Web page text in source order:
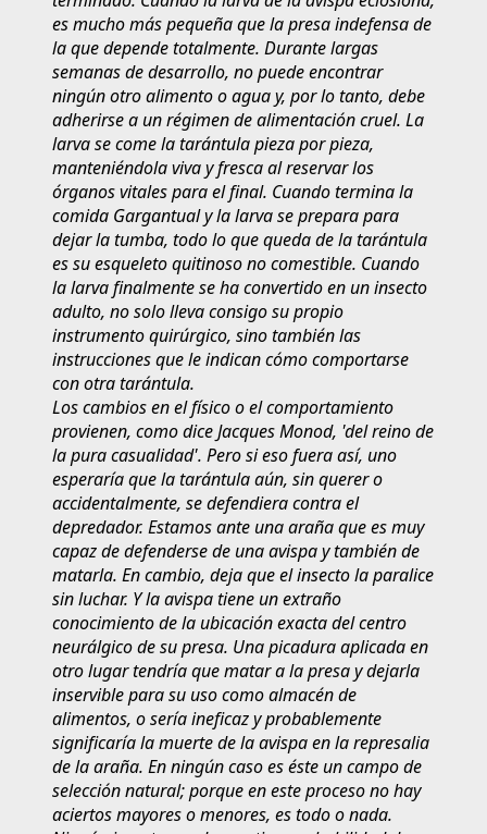
es mucho más pequeña que la presa indefensa de
la que depende totalmente. Durante largas
semanas de desarrollo, no puede encontrar
ningún otro alimento o agua y, por lo tanto, debe
adherirse a un régimen de alimentación cruel. La
larva se come la tarántula pieza por pieza,
manteniéndola viva y fresca al reservar los
órganos vitales para el final. Cuando termina la
comida Gargantual y la larva se prepara para
dejar la tumba, todo lo que queda de la tarántula
es su esqueleto quitinoso no comestible. Cuando
la larva finalmente se ha convertido en un insecto
adulto, no solo lleva consigo su propio
instrumento quirúrgico, sino también las
instrucciones que le indican cómo comportarse
con otra tarántula.
Los cambios en el físico o el comportamiento
provienen, como dice Jacques Monod, 'del reino de
la pura casualidad'. Pero si eso fuera así, uno
esperaría que la tarántula aún, sin querer o
accidentalmente, se defendiera contra el
depredador. Estamos ante una araña que es muy
capaz de defenderse de una avispa y también de
matarla. En cambio, deja que el insecto la paralice
sin luchar. Y la avispa tiene un extraño
conocimiento de la ubicación exacta del centro
neurálgico de su presa. Una picadura aplicada en
otro lugar tendría que matar a la presa y dejarla
inservible para su uso como almacén de
alimentos, o sería ineficaz y probablemente
significaría la muerte de la avispa en la represalia
de la araña. En ningún caso es éste un campo de
selección natural; porque en este proceso no hay
aciertos mayores o menores, es todo o nada.